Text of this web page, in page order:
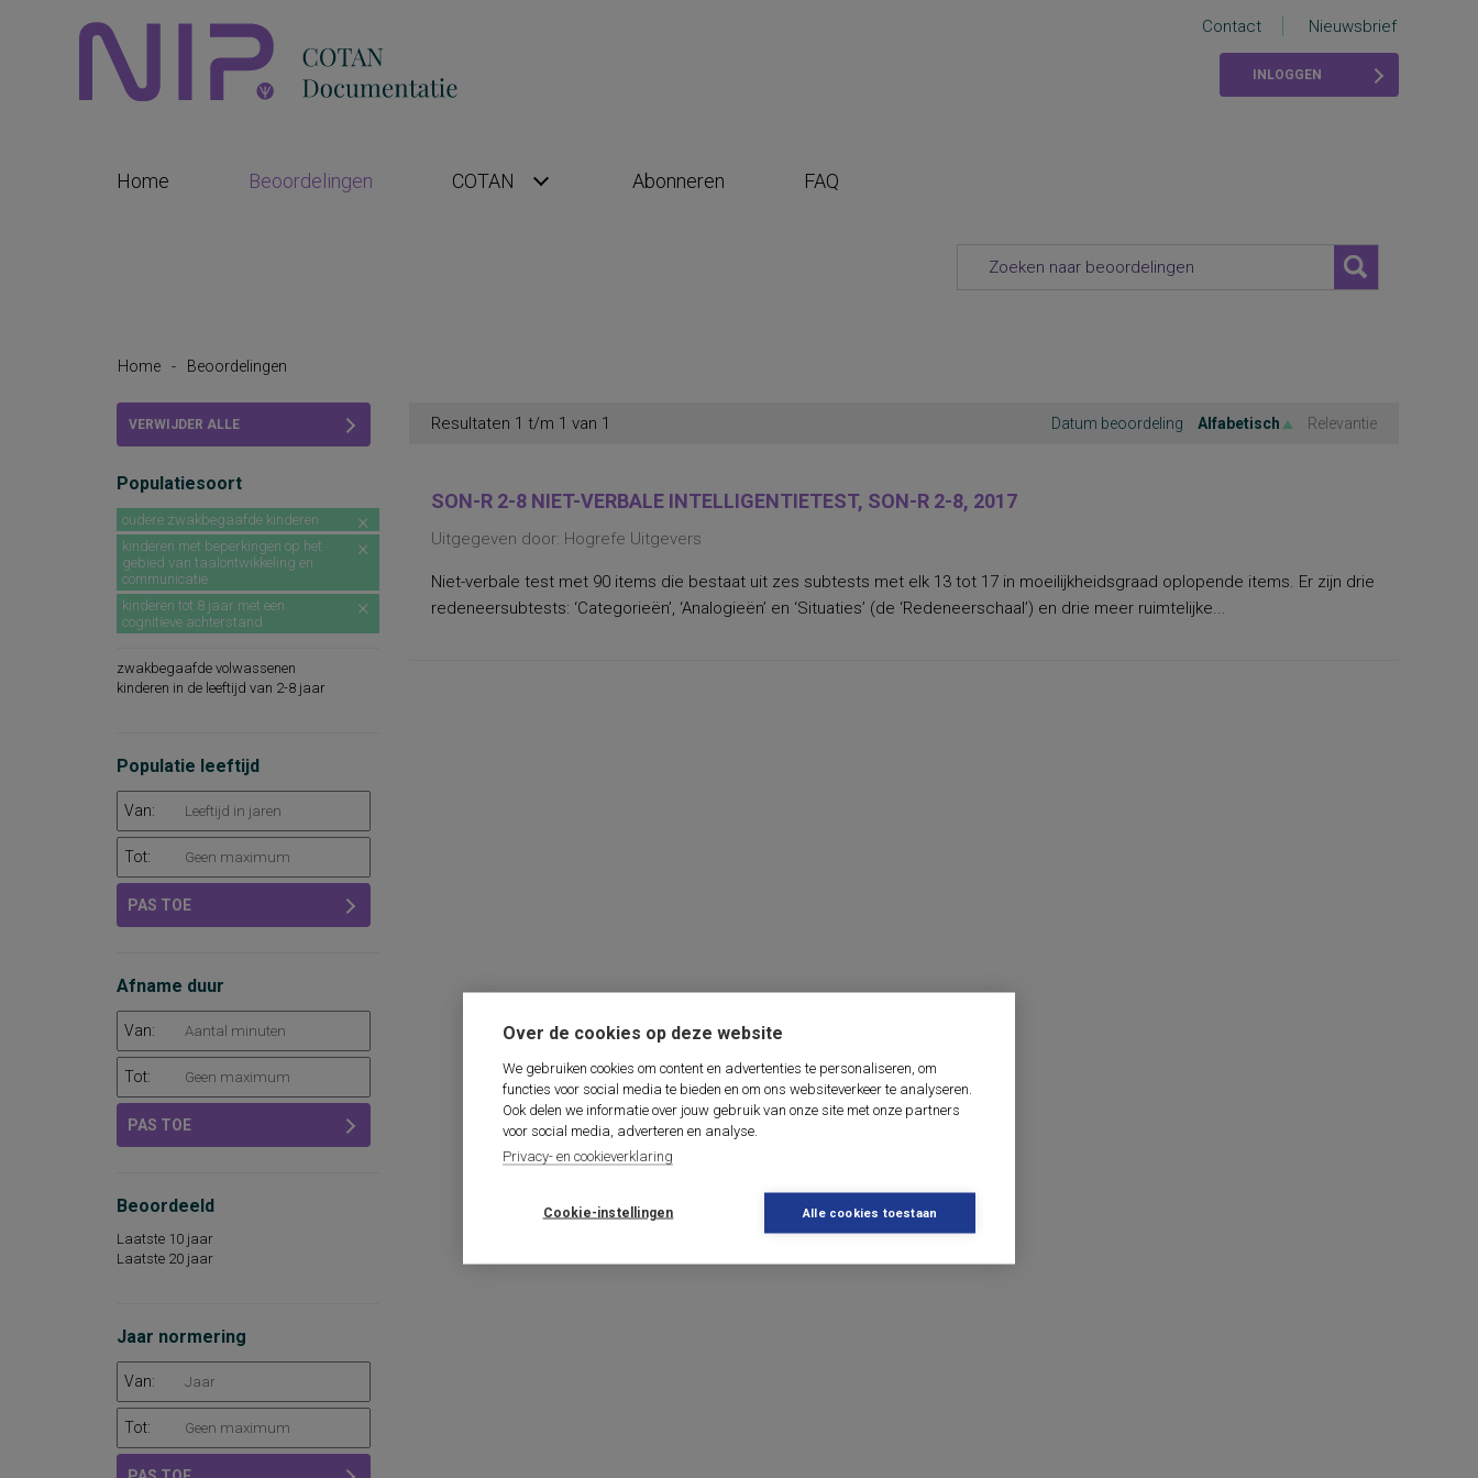
Over de cookies op deze website
We gebruiken cookies om content en advertenties te personaliseren, om
functies voor social media te bieden en om ons websiteverkeer te analyseren.
Ook delen we informatie over jouw gebruik van onze site met onze partners
voor social media, adverteren en analyse.
Privacy- en cookieverklaring
Cookie-instellingen Alle cookies toestaan
Contact Nieuwsbrief
INLOGGEN
Home Beoordelingen COTAN Abonneren FAQ
Home - Beoordelingen
VERWIJDER ALLE
Populatiesoort
oudere zwakbegaafde kinderen
kinderen met beperkingen op het
gebied van taalontwikkeling en
communicatie
kinderen tot 8 jaar met een
cognitieve achterstand
zwakbegaafde volwassenen
kinderen in de leeftijd van 2-8 jaar
Populatie leeftijd
Van:
Tot:
PAS TOE
Afname duur
Van:
Tot:
PAS TOE
Beoordeeld
Laatste 10 jaar
Laatste 20 jaar
Jaar normering
Van:
Tot:
Resultaten 1 t/m 1 van 1 Datum beoordeling Alfabetisch Relevantie
SON-R 2-8 NIET-VERBALE INTELLIGENTIETEST, SON-R 2-8, 2017
Uitgegeven door: Hogrefe Uitgevers
Niet-verbale test met 90 items die bestaat uit zes subtests met elk 13 tot 17 in moeilijkheidsgraad oplopende items. Er zijn drie
redeneersubtests: ‘Categorieën’, ‘Analogieën’ en ‘Situaties’ (de ‘Redeneerschaal’) en drie meer ruimtelijke...